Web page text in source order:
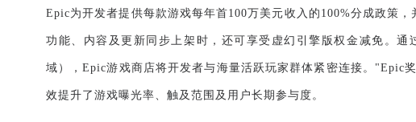
Epic为开发者提供每款游戏每年首100万美元收入的 100%分成政策，
功能、内容及更新同步上架时，还可享受虚幻引擎版权金减免。通
域），Epic游戏商店将开发者与海量活跃玩家群体紧密连接。 "Epic
效提升了游戏曝光率、触及范围及用户长期参与度。